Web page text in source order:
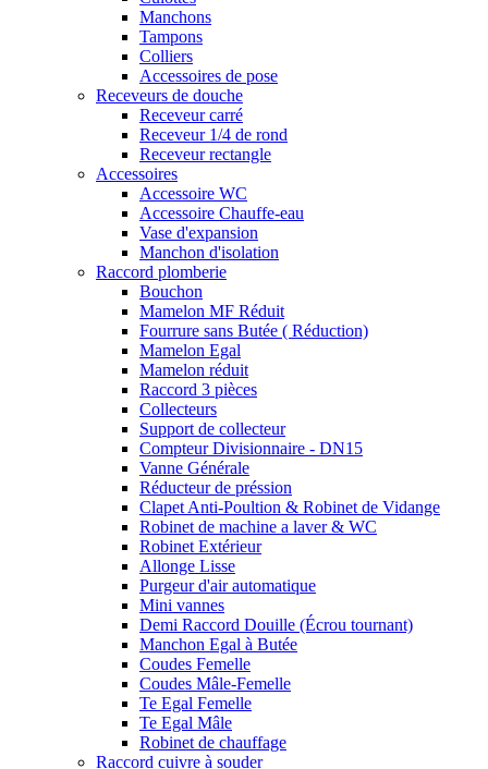
Manchons
Tampons
Colliers
Accessoires de pose
Receveurs de douche
Receveur carré
Receveur 1/4 de rond
Receveur rectangle
Accessoires
Accessoire WC
Accessoire Chauffe-eau
Vase d'expansion
Manchon d'isolation
Raccord plomberie
Bouchon
Mamelon MF Réduit
Fourrure sans Butée ( Réduction)
Mamelon Egal
Mamelon réduit
Raccord 3 pièces
Collecteurs
Support de collecteur
Compteur Divisionnaire - DN15
Vanne Générale
Réducteur de préssion
Clapet Anti-Poultion & Robinet de Vidange
Robinet de machine a laver & WC
Robinet Extérieur
Allonge Lisse
Purgeur d'air automatique
Mini vannes
Demi Raccord Douille (Écrou tournant)
Manchon Egal à Butée
Coudes Femelle
Coudes Mâle-Femelle
Te Egal Femelle
Te Egal Mâle
Robinet de chauffage
Raccord cuivre à souder